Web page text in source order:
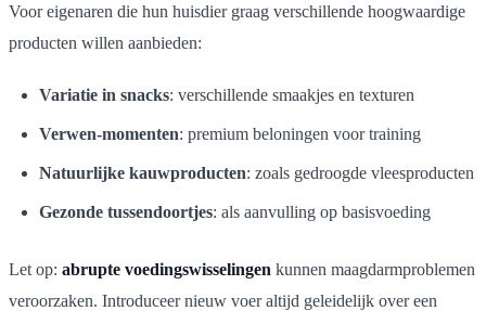
Voor eigenaren die hun huisdier graag verschillende hoogwaardige
producten willen aanbieden:
Variatie in snacks: verschillende smaakjes en texturen
Verwen-momenten: premium beloningen voor training
Natuurlijke kauwproducten: zoals gedroogde vleesproducten
Gezonde tussendoortjes: als aanvulling op basisvoeding
Let op: abrupte voedingswisselingen kunnen maagdarmproblemen
veroorzaken. Introduceer nieuw voer altijd geleidelijk over een